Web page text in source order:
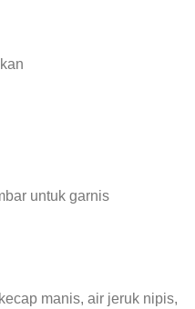
untuk garnis
manis, air jeruk nipis,